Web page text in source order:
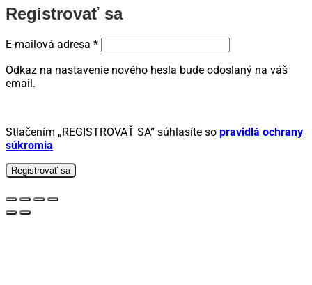
Registrovať sa
E-mailová adresa *Povinné
Odkaz na nastavenie nového hesla bude odoslaný na váš
email.
Stlačením „REGISTROVAŤ SA“ súhlasíte so pravidlá ochrany
súkromia
Registrovať sa